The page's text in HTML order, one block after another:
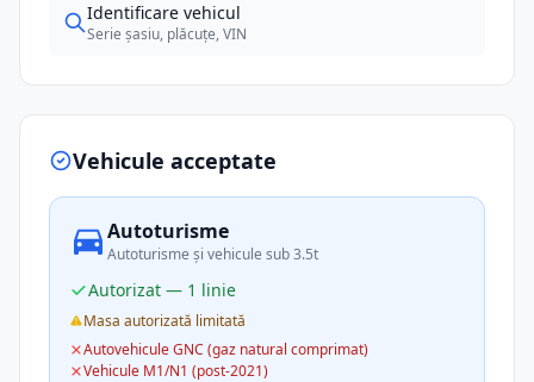
Identificare vehicul
Serie șasiu, plăcuțe, VIN
Vehicule acceptate
Autoturisme
Autoturisme și vehicule sub 3.5t
Autorizat — 1 linie
Masa autorizată limitată
Autovehicule GNC (gaz natural comprimat)
Vehicule M1/N1 (post-2021)